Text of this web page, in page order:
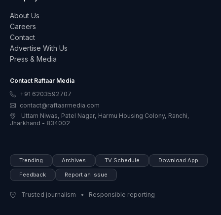
About Us
Careers
Contact
Advertise With Us
Press & Media
Contact Raftaar Media
+91 6203592707
contact@raftaarmedia.com
Uttam Niwas, Patel Nagar, Harmu Housing Colony, Ranchi,
Jharkhand - 834002
Trending Archives TV Schedule Download App
Feedback Report an Issue
Trusted journalism • Responsible reporting